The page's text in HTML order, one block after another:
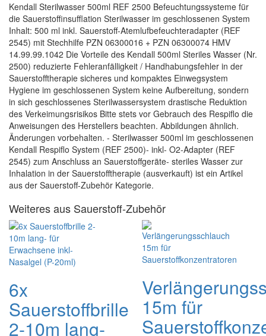
Kendall Sterilwasser 500ml REF 2500 Befeuchtungssysteme für
die Sauerstoffinsufflation Sterilwasser im geschlossenen System
Inhalt: 500 ml inkl. Sauerstoff-Atemlufbefeuchteradapter (REF
2545) mit Stechhilfe PZN 06300016 + PZN 06300074 HMV
14.99.99.1042 Die Vorteile des Kendall 500ml Steriles Wasser (Nr.
2500) reduzierte Fehleranfälligkeit / Handhabungsfehler in der
Sauerstofftherapie sicheres und kompaktes Einwegsystem
Hygiene im geschlossenen System keine Aufbereitung, sondern
in sich geschlossenes Sterilwassersystem drastische Reduktion
des Verkeimungsrisikos Bitte stets vor Gebrauch des Respiflo die
Anweisungen des Herstellers beachten. Abbildungen ähnlich.
Änderungen vorbehalten. - Sterilwasser 500ml im geschlossenen
Kendall Respiflo System (REF 2500)- inkl- O2-Adapter (REF
2545) zum Anschluss an Sauerstoffgeräte- steriles Wasser zur
Inhalation in der Sauerstofftherapie (ausverkauft) ist ein Artikel
aus der Sauerstoff-Zubehör Kategorie.
Weiteres aus Sauerstoff-Zubehör
6x
Sauerstoffbrille
2-10m lang-
15m für